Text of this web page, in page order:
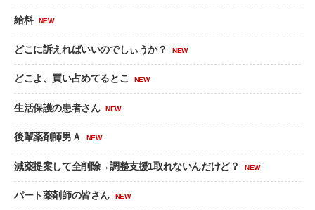
給料 NEW
どこに訴えればいいのでしぃうか？ NEW
どこよ、買い占めてるとこ NEW
生活保護の患者さん NEW
後輩薬剤師男Ａ NEW
減薬提案して全削除→調整支援1取れないんだけど？ NEW
パート薬剤師の皆さん NEW